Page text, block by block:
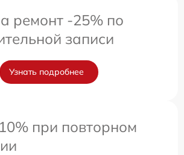
ремонт -25% по
записи
Узнать подробнее
при повторном